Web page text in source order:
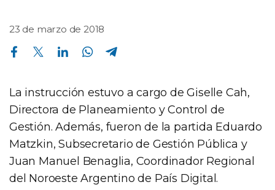
23 de marzo de 2018
Compartir en Facebook Compartir en Twitter Compartir en Linkedin Compartir en Whatsapp
La instrucción estuvo a cargo de Giselle Cah,
Directora de Planeamiento y Control de
Gestión. Además, fueron de la partida Eduardo
Matzkin, Subsecretario de Gestión Pública y
Juan Manuel Benaglia, Coordinador Regional
del Noroeste Argentino de País Digital.